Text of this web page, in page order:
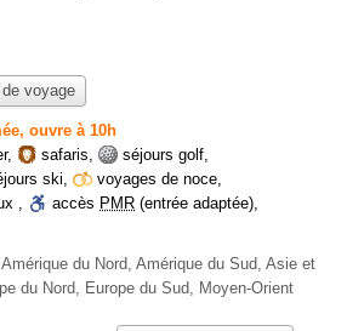
voyage
ouvre à 10h
, safaris, séjours golf,
ski, voyages de noce,
, accès PMR (entrée adaptée),
du Nord, Amérique du Sud, Asie et
du Nord, Europe du Sud, Moyen-Orient